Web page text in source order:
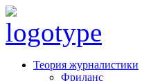
Теория журналистики
Фриланс